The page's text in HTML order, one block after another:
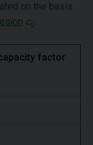
on the basis
c u
factor